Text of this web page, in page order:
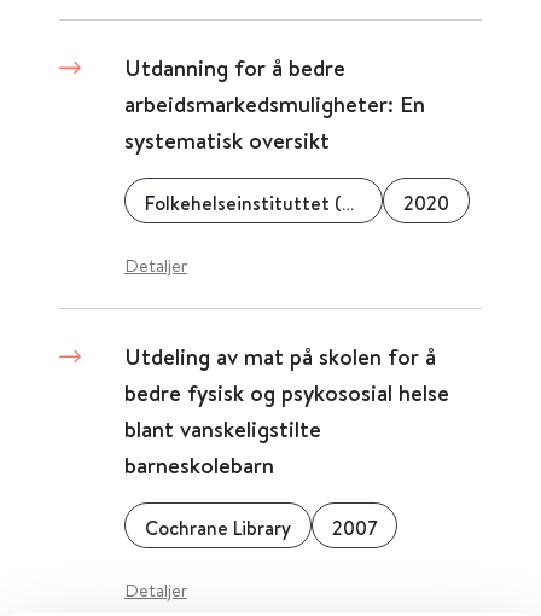
Utdanning for å bedre
arbeidsmarkedsmuligheter: En
systematisk oversikt
Folkehelseinstituttet (FHI) 2020
Detaljer
Utdeling av mat på skolen for å
bedre fysisk og psykososial helse
blant vanskeligstilte
barneskolebarn
Cochrane Library 2007
Detaljer